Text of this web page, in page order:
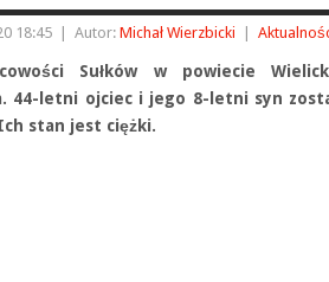
18:45 Autor: Michał Wierzbicki
Sułków w powiecie
44-letni ojciec i jego 8-letni syn
stan jest ciężki.